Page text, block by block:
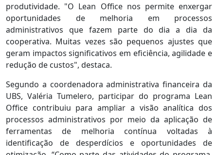
produtividade. "O Lean Office nos permite enxergar
oportunidades de melhoria em processos
administrativos que fazem parte do dia a dia da
cooperativa. Muitas vezes são pequenos ajustes que
geram impactos significativos em eficiência, agilidade e
redução de custos", destaca.
Segundo a coordenadora administrativa financeira da
UBS, Valéria Tumelero, participar do programa Lean
Office contribuiu para ampliar a visão analítica dos
processos administrativos por meio da aplicação de
ferramentas de melhoria contínua voltadas à
identificação de desperdícios e oportunidades de